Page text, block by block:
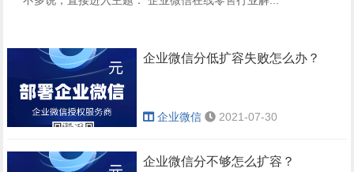
企业微信分低扩容失败怎么办？
企业微信 2021-07-30
企业微信分不够怎么扩容？